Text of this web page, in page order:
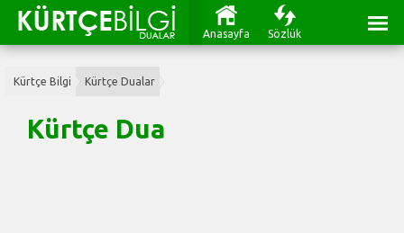
Anasayfa Sözlük
Kürtçe Bilgi Kürtçe Dualar
Kürtçe Dua